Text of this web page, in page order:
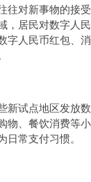
往对新事物的接
，居民对数字人
字人民币红包、
新试点地区发放
物、餐饮消费等
常支付习惯。